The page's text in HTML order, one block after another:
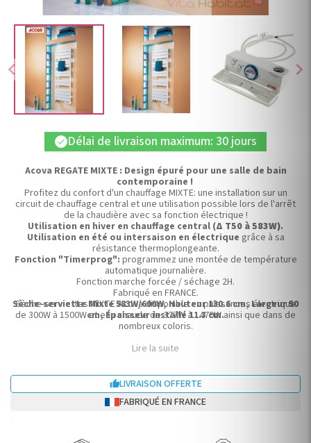
chevron_left chevron_right
check Délai de livraison maximum: 30 jours
Acova REGATE MIXTE : Design épuré pour une salle de bain
contemporaine !
Profitez du confort d'un chauffage MIXTE: une installation sur un
circuit de chauffage central et une utilisation possible lors de l'arrêt
de la chaudière avec sa fonction électrique !
Utilisation en hiver en chauffage central (Δ T50 à 583W).
Utilisation en été ou intersaison en électrique grâce à sa
résistance thermoplongeante.
Fonction "Timerprog": programmez une montée de température
automatique journalière.
Fonction marche forcée / séchage 2H.
Fabriqué en FRANCE.
Sèche-serviette Mixte 583W/600W, Hauteur 130.6 cm, Largeur 50
cm, Épaisseur installé 11.3 cm.
Sèche-serviettes MIXTE Acova disponible en puissances électrique
de 300W à 1500W et eau chaude de 377W à 1479W ainsi que dans de
nombreux coloris.
Lire la suite
LIVRAISON OFFERTE
FABRIQUÉ EN FRANCE